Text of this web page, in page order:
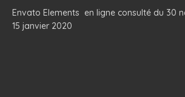
Envato Elements en ligne consulté du 30
15 janvier 2020